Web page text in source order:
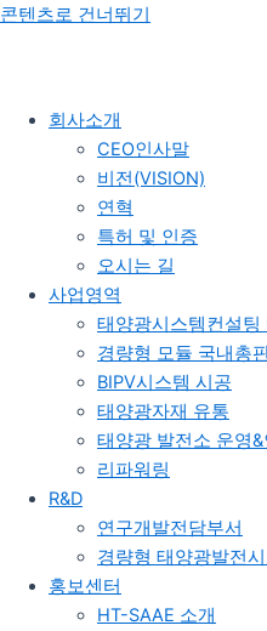
콘텐츠로 건너뛰기
회사소개
CEO인사말
비전(VISION)
연혁
특허 및 인증
오시는 길
사업영역
태양광시스템컨설팅
경량형 모듈 국내총
BIPV시스템 시공
태양광자재 유통
태양광 발전소 운영&
리파워링
R&D
연구개발전담부서
경량형 태양광발전
홍보센터
HT-SAAE 소개